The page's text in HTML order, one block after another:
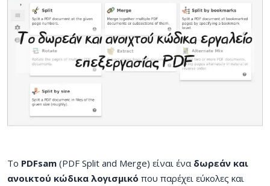
Το PDFsam (PDF Split and Merge) είναι ένα δωρεάν και
ανοικτού κώδικα λογισμικό που παρέχει εύκολες και